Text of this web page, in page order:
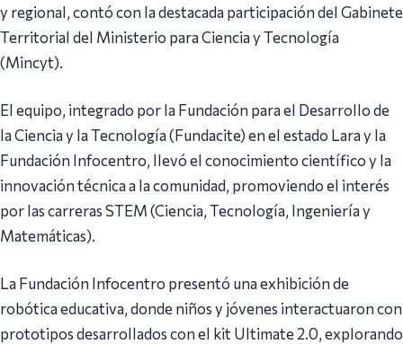
y regional, contó con la destacada participación del Gabinete
Territorial del Ministerio para Ciencia y Tecnología
(Mincyt).
El equipo, integrado por la Fundación para el Desarrollo de
la Ciencia y la Tecnología (Fundacite) en el estado Lara y la
Fundación Infocentro, llevó el conocimiento científico y la
innovación técnica a la comunidad, promoviendo el interés
por las carreras STEM (Ciencia, Tecnología, Ingeniería y
Matemáticas).
La Fundación Infocentro presentó una exhibición de
robótica educativa, donde niños y jóvenes interactuaron con
prototipos desarrollados con el kit Ultimate 2.0, explorando